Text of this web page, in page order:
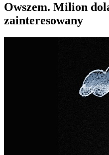
Owszem. Milion
zainteresowany